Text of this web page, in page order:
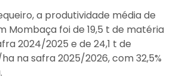
a produtividade média de
Mombaça foi de 19,5 t de matéria
2024/2025 e de 24,1 t de
na safra 2025/2026, com 32,5%